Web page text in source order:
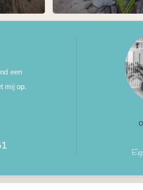
een
mij op.